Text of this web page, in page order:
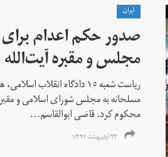
ايران
صدور حکم اعدام
مجلس و مقبره
ریاست شعبه ١٥ دادگاه
مسلحانه به مجلس شورای اسلامی و
محکوم کرد. قاضی ابوالقاسم...
۲۳ اردیبهشت ۱۳۹۷